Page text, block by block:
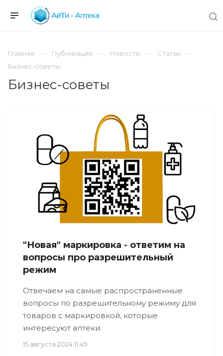
Главная Публикации Новости
Статьи
Бизнес-советы
Бизнес-советы
"Новая" маркировка - ответим на
вопросы про разрешительный
режим
Отвечаем на самые распространенные
вопросы по разрешительному режиму для
товаров с маркировкой, которые
интересуют аптеки.
15 августа 2024 11:49